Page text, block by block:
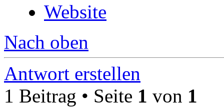
Website
Nach oben
Antwort erstellen
1 Beitrag • Seite 1 von 1